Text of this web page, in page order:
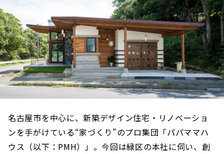
名古屋市を中心に、新築デザイン住宅・リノベーショ
ンを手がけている“家づくり”のプロ集団「パパママハ
ウス（以下：PMH）」。今回は緑区の本社に伺い、創